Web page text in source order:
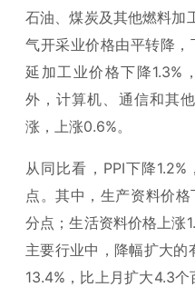
石油、煤炭及其他燃料加
气开采业价格由平转降，
延加工业价格下降1.3%
外，计算机、通信和其
涨，上涨0.6%。
从同比看，PPI下降
点。其中，生产资料价
分点；生活资料价格上涨
主要行业中，降幅扩大
13.4%，比上月扩大4.3